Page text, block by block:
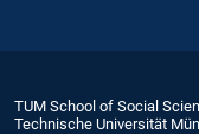
TUM School of Social
Technische Universität